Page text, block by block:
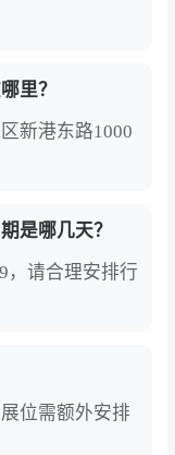
里？
新港东路1000
是哪几天？
，请合理安排行
位需额外安排